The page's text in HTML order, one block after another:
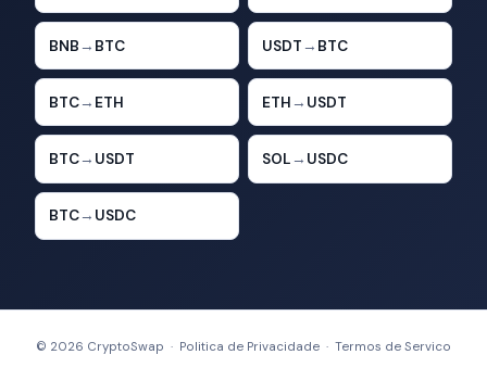
BNB → BTC USDT → BTC
BTC→ ETH ETH → USDT
BTC→ USDT SOL → USDC
BTC→ USDC
© 2026 CryptoSwap · Politica de Privacidade · Termos de Servico